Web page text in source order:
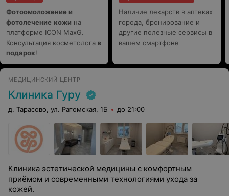
планом лечения, восстановления и возможностью
обратиться к нему напрямую при возникновении
вопросов. И что немаловажно - с позитивным
настроем я уехала в Брест! Большое спасибо!
Фотоомоложение и
фотолечение кожи на
платформе ICON MaxG.
Консультация косметолога в
подарок!
Наличие лекарств в аптеках
города, бронирование и
другие полезные сервисы в
вашем смартфоне
МЕДИЦИНСКИЙ ЦЕНТР
Клиника Гуру
д. Тарасово, ул. Ратомская, 1Б до 21:00
Клиника эстетической медицины с комфортным
приёмом и современными технологиями ухода за
кожей.